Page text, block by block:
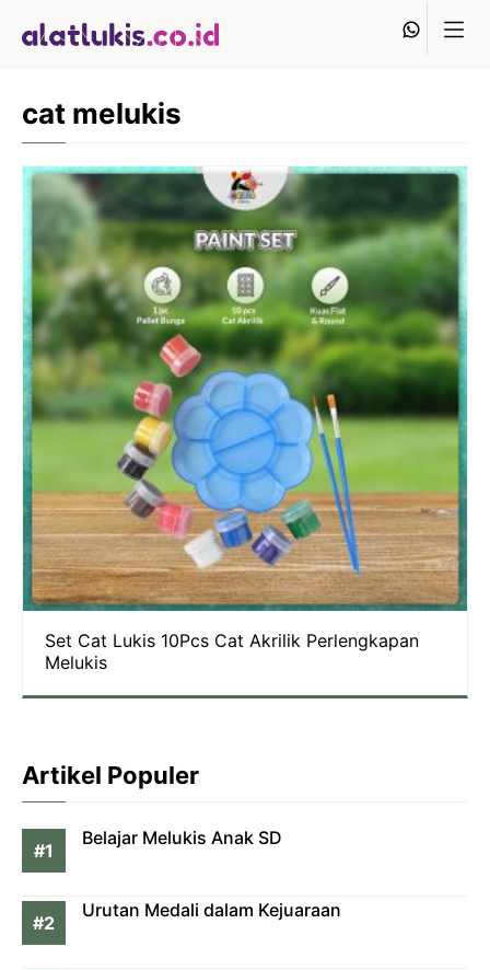
cat melukis
Set Cat Lukis 10Pcs Cat Akrilik Perlengkapan
Melukis
Artikel Populer
Belajar Melukis Anak SD
Urutan Medali dalam Kejuaraan